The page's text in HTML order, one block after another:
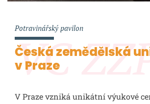
VC
Potravinářský pavilon
Česká zemědělská
v Praze
V Praze vzniká unikátní výukové